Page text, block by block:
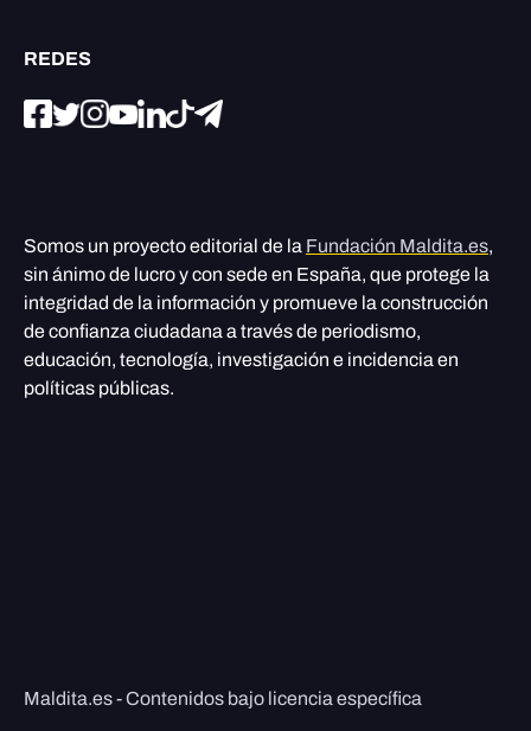
REDES
Somos un proyecto editorial de la Fundación Maldita.es,
sin ánimo de lucro y con sede en España, que protege la
integridad de la información y promueve la construcción
de confianza ciudadana a través de periodismo,
educación, tecnología, investigación e incidencia en
políticas públicas.
Maldita.es - Contenidos bajo licencia específica